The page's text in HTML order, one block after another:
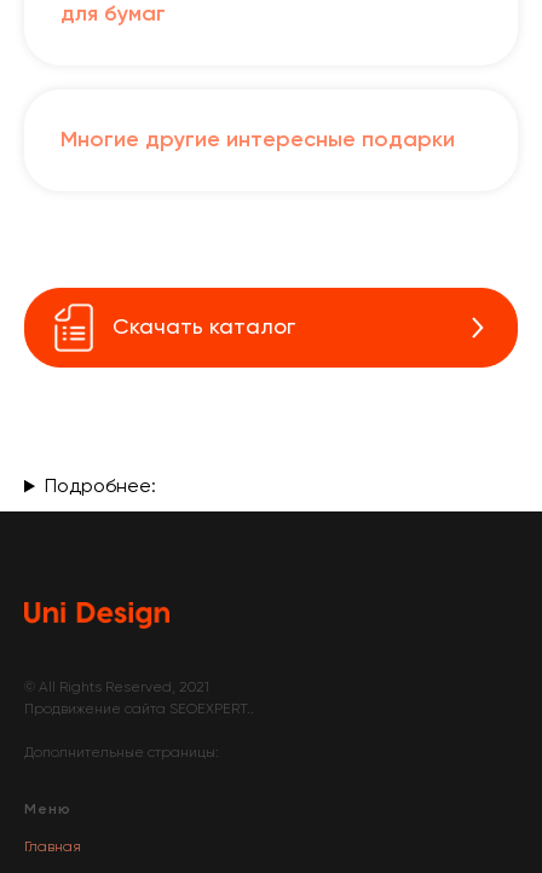
для бумаг
Многие другие интересные подарки
Скачать каталог
Подробнее:
© All Rights Reserved, 2021
Продвижение сайта SEOEXPERT..
Дополнительные страницы:
Меню
Главная